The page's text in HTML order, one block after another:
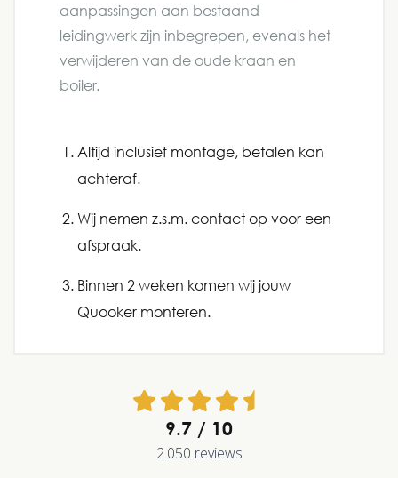
aanpassingen aan bestaand
leidingwerk zijn inbegrepen, evenals het
verwijderen van de oude kraan en
boiler.
Altijd inclusief montage, betalen kan
achteraf.
Wij nemen z.s.m. contact op voor een
afspraak.
Binnen 2 weken komen wij jouw
Quooker monteren.
9.7
2.050 reviews